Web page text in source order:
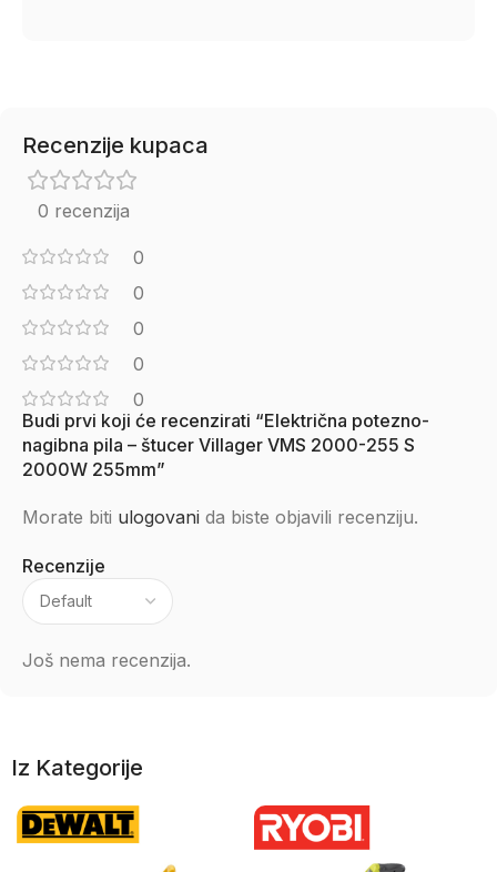
Recenzije kupaca
0 recenzija
0
0
0
0
0
Recenzije
Još nema recenzija.
Budi prvi koji će recenzirati “Električna potezno-
nagibna pila – štucer Villager VMS 2000-255 S
2000W 255mm”
Morate biti ulogovani da biste objavili recenziju.
Iz Kategorije